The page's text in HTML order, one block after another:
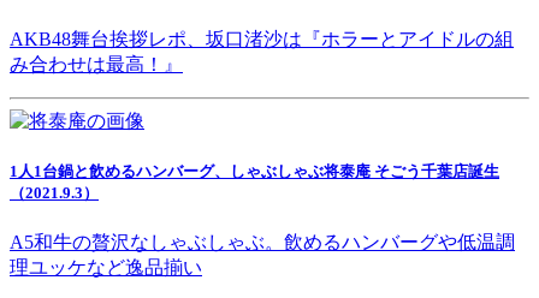
AKB48舞台挨拶レポ、坂口渚沙は『ホラーとアイドルの組
み合わせは最高！』
1人1台鍋と飲めるハンバーグ、しゃぶしゃぶ将泰庵 そごう千葉店誕生
（2021.9.3）
A5和牛の贅沢なしゃぶしゃぶ。飲めるハンバーグや低温調
理ユッケなど逸品揃い